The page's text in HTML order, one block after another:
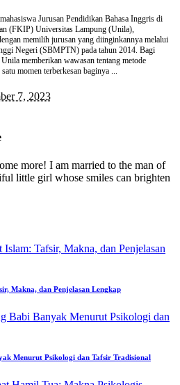
Jurusan Pendidikan Bahasa Inggris di
(FKIP) Universitas Lampung (Unila),
memilih jurusan yang diinginkannya melalui
Negeri (SBMPTN) pada tahun 2014. Bagi
memberikan wawasan tentang metode
momen terberkesan baginya ...
7, 2023
more! I am married to the man of
little girl whose smiles can brighten
Makna, dan Penjelasan Lengkap
Menurut Psikologi dan Tafsir Tradisional